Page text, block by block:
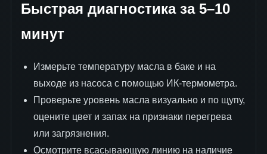
Быстрая диагностика за 5–10
минут
Измерьте температуру масла в баке и на
выходе из насоса с помощью ИК-термометра.
Проверьте уровень масла визуально и по щупу,
оцените цвет и запах на признаки перегрева
или загрязнения.
Осмотрите всасывающую линию на наличие